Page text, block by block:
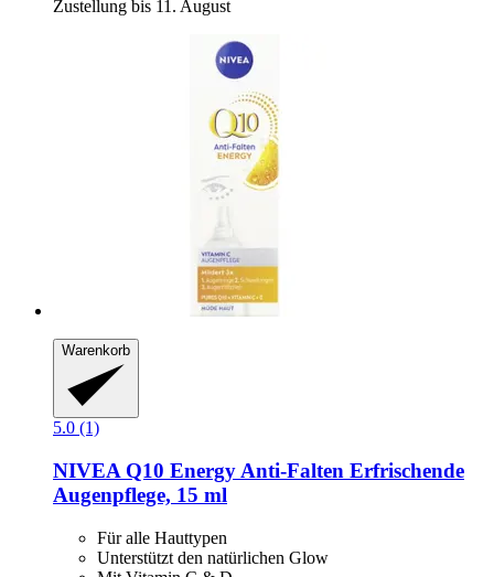
Zustellung bis 11. August
Warenkorb
5.0 (1)
NIVEA Q10 Energy Anti-​Falten Erfrischende
Augenpflege, 15 ml
Für alle Hauttypen
Unterstützt den natürlichen Glow